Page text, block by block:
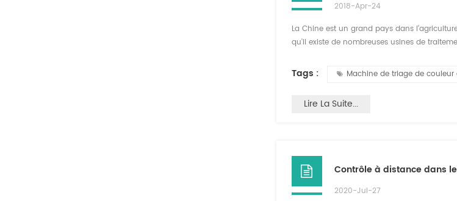
2018-Apr-24
La Chine est un grand pays dans
qu'il existe de nombreuses usines de
devenue ...
Tags : Machine de triage de couleur
Lire La Suite...
Contrôle à distance dans
2020-Jul-27